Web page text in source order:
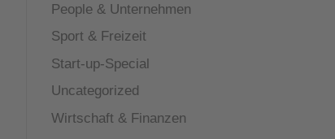
People & Unternehmen
Sport & Freizeit
Start-up-Special
Uncategorized
Wirtschaft & Finanzen